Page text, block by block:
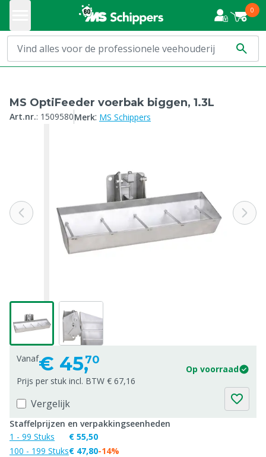
0
MS OptiFeeder voerbak biggen, 1.3L
Art.nr.: 1509580Merk: MS Schippers
Vanaf€ 45,70
Op voorraad
Prijs per stuk incl. BTW € 67,16
Vergelijk
Staffelprijzen en verpakkingseenheden
1 - 99 Stuks
100 - 199 Stuks
€ 55,50
€ 47,80-14%